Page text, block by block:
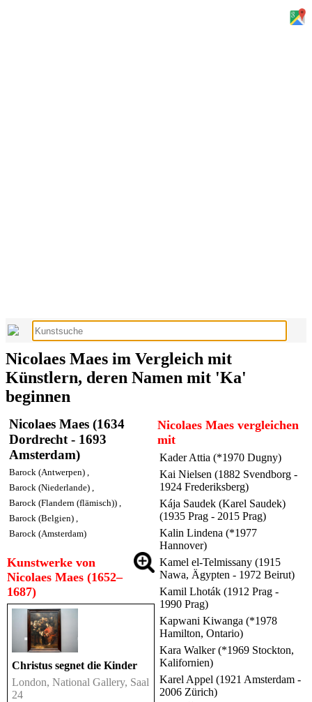
Nicolaes Maes im Vergleich mit
Künstlern, deren Namen mit 'Ka'
beginnen
Nicolaes Maes (1634
Dordrecht - 1693
Amsterdam)
Barock (Antwerpen) ,
Barock (Niederlande) ,
Barock (Flandern (flämisch)) ,
Barock (Belgien) ,
Barock (Amsterdam)
Kunstwerke von
Nicolaes Maes (1652–
1687)
Christus segnet die Kinder
London, National Gallery, Saal
24
Nicolaes Maes vergleichen
mit
Kader Attia (*1970 Dugny)
Kai Nielsen (1882 Svendborg -
1924 Frederiksberg)
Kája Saudek (Karel Saudek)
(1935 Prag - 2015 Prag)
Kalin Lindena (*1977
Hannover)
Kamel el-Telmissany (1915
Nawa, Ägypten - 1972 Beirut)
Kamil Lhoták (1912 Prag -
1990 Prag)
Kapwani Kiwanga (*1978
Hamilton, Ontario)
Kara Walker (*1969 Stockton,
Kalifornien)
Karel Appel (1921 Amsterdam -
2006 Zürich)